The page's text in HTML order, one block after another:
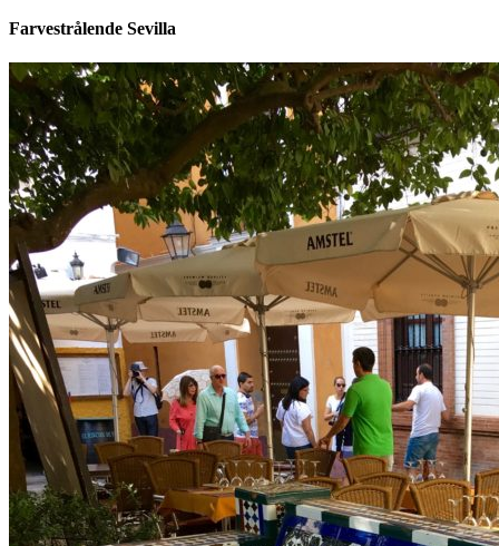
Farvestrålende Sevilla